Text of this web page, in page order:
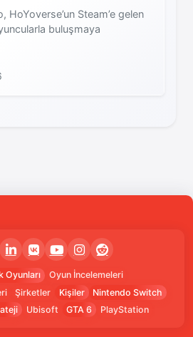
HoYoverse’un Steam’e gelen
buluşmaya
Oyunları
Oyun İncelemeleri
Şirketler Kişiler
Nintendo Switch
Ubisoft GTA 6 PlayStation